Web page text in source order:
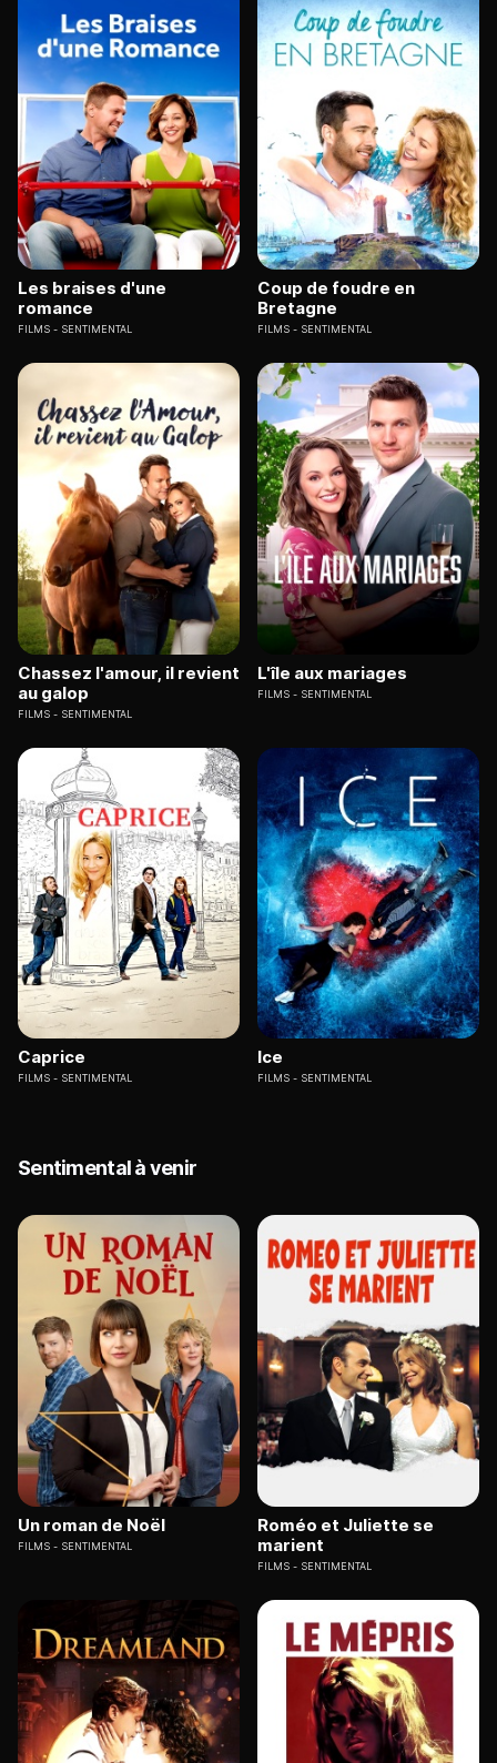
Les braises d'une
romance
FILMS SENTIMENTAL
Coup de foudre en
Bretagne
FILMS SENTIMENTAL
Chassez l'amour, il revient
au galop
FILMS SENTIMENTAL
L'île aux mariages
FILMS SENTIMENTAL
Caprice
FILMS SENTIMENTAL
Ice
FILMS SENTIMENTAL
Sentimental à venir
Un roman de Noël
FILMS SENTIMENTAL
Roméo et Juliette se
marient
FILMS SENTIMENTAL